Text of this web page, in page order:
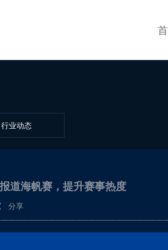
行业动态
道海帆赛，提升赛事热度
分享